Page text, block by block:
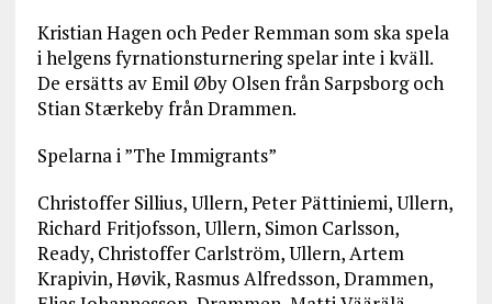
Kristian Hagen och Peder Remman som ska spela
i helgens fyrnationsturnering spelar inte i kväll.
De ersätts av Emil Øby Olsen från Sarpsborg och
Stian Stærkeby från Drammen.
Spelarna i ”The Immigrants”
Christoffer Sillius, Ullern, Peter Pättiniemi, Ullern,
Richard Fritjofsson, Ullern, Simon Carlsson,
Ready, Christoffer Carlström, Ullern, Artem
Krapivin, Høvik, Rasmus Alfredsson, Drammen,